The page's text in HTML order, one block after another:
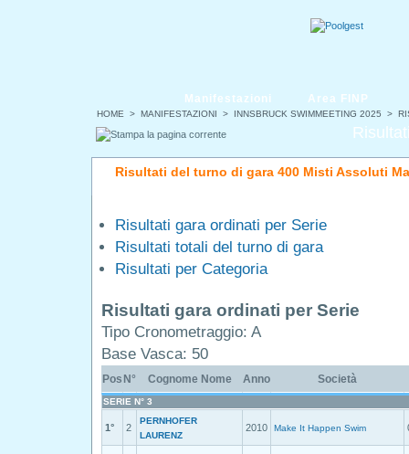
HOME > MANIFESTAZIONI > INNSBRUCK SWIMMEETING 2025 >
Manifestazioni Area FINP
Risultati del turno di gara 400 Misti Assoluti
Risultati gara ordinati per Serie
Risultati totali del turno di gara
Risultati per Categoria
Risultati gara ordinati per Serie
Tipo Cronometraggio: A
Base Vasca: 50
Pos N° Cognome Nome Anno Società
SERIE N° 3
1° 2
PERNHOFER
LAURENZ
2010 Make It Happen Swim